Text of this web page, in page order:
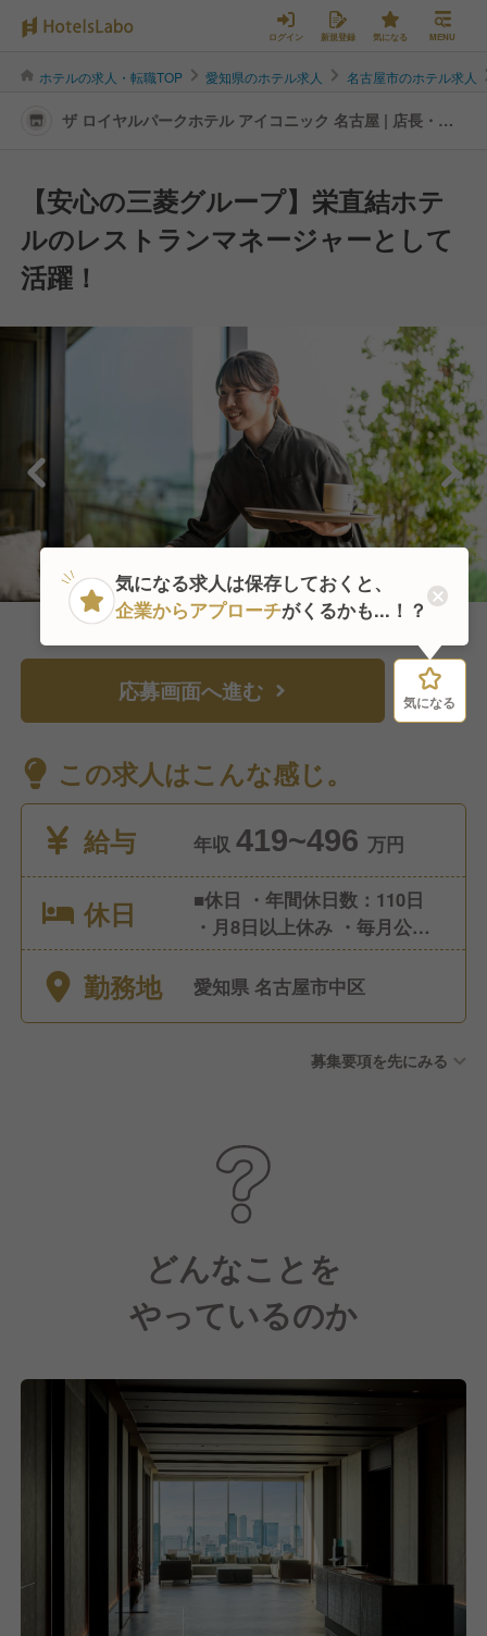
ログイン 新規登録 気になる MENU
ホテルの求人・転職TOP 愛知県のホテル求人 名古屋市のホテル求人
ザ ロイヤルパークホテル アイコニック 名古屋 | 店長・店
【安心の三菱グループ】栄直結ホテ
ルのレストランマネージャーとして
活躍！
応募画面へ進む 気になる
この求人はこんな感じ。
給与
年収 419~496 万円
休日
■休日 ・年間休日数：110日
・月8日以上休み ・毎月公休
希望日の相談可能 ■休暇 ・年
次有給休暇（初年度は入社月
休業 ・介護休業 ・特別休暇 ※
勤務地 愛知県 名古屋市中区
募集要項を先にみる
どんなことを
やっているのか
気になる
気になる求人は保存しておくと、
企業からアプローチがくるかも...！？